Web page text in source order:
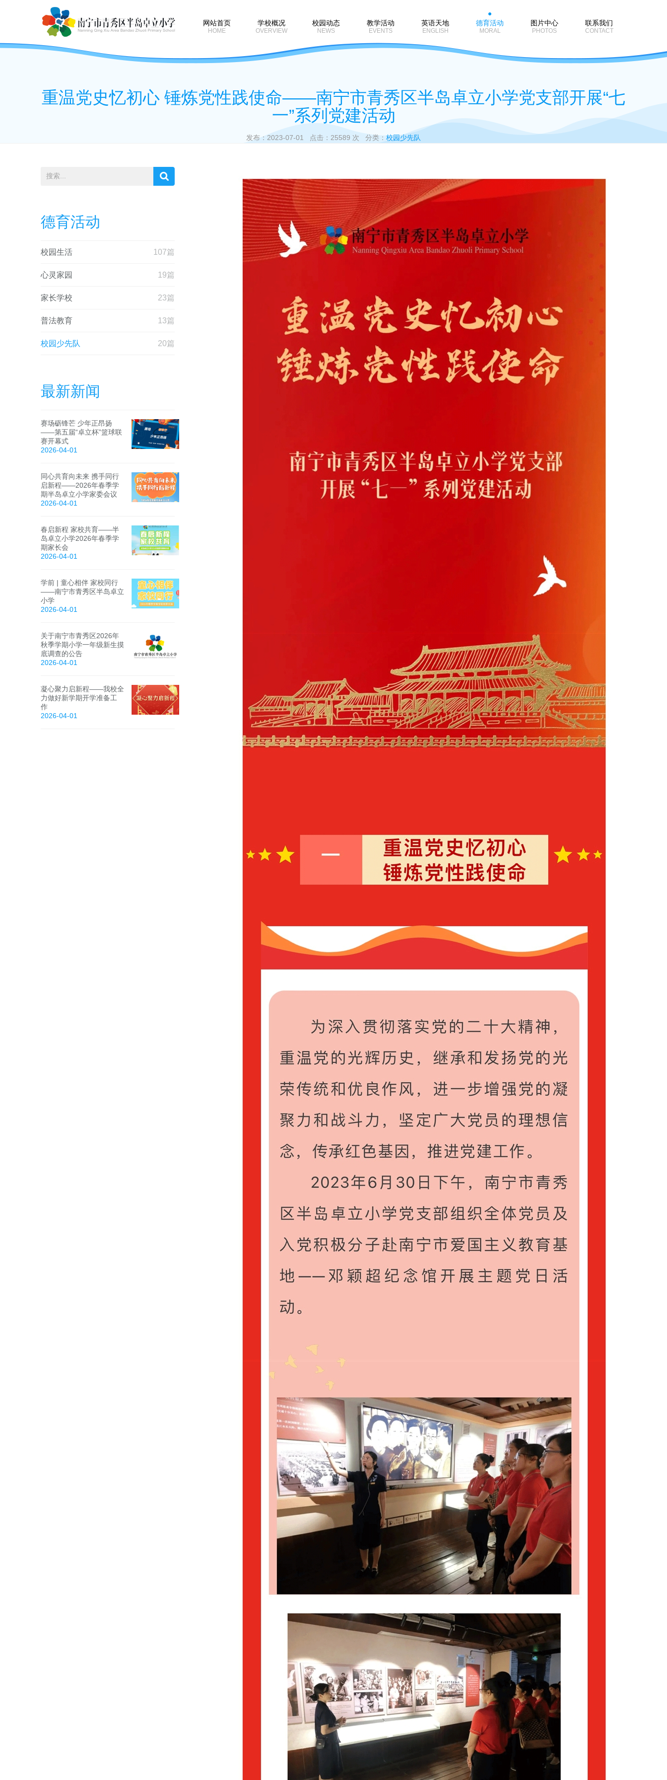
网站首页
HOME
学校概况
OVERVIEW
校园动态
NEWS
教学活动
EVENTS
英语天地
ENGLISH
德育活动
MORAL
图片中心
PHOTOS
联系我们
CONTACT
重温党史忆初心 锤炼党性践使命——南宁市青秀区半岛卓立小学党支部开展“七
一”系列党建活动
发布：2023-07-01 点击：25589 次 分类：校园少先队
德育活动
校园生活 107篇
心灵家园 19篇
家长学校 23篇
普法教育 13篇
校园少先队 20篇
最新新闻
赛场砺锋芒 少年正昂扬
——第五届“卓立杯”篮球联
赛开幕式
2026-04-01
同心共育向未来 携手同行
启新程——2026年春季学
期半岛卓立小学家委会议
2026-04-01
春启新程 家校共育——半
岛卓立小学2026年春季学
期家长会
2026-04-01
学前 | 童心相伴 家校同行
——南宁市青秀区半岛卓立
小学
2026-04-01
关于南宁市青秀区2026年
秋季学期小学一年级新生摸
底调查的公告
2026-04-01
凝心聚力启新程——我校全
力做好新学期开学准备工
作
2026-04-01